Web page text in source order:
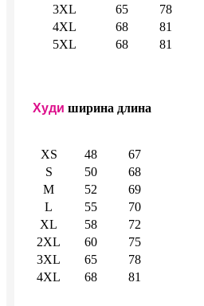
3XL
65
78
4XL
68
81
5XL
68 81
Худи ширина длина
XS 48
67
S
50
68
M
52
69
L
55
70
XL
58
72
2XL
60
75
3XL
65
78
4XL
68 81